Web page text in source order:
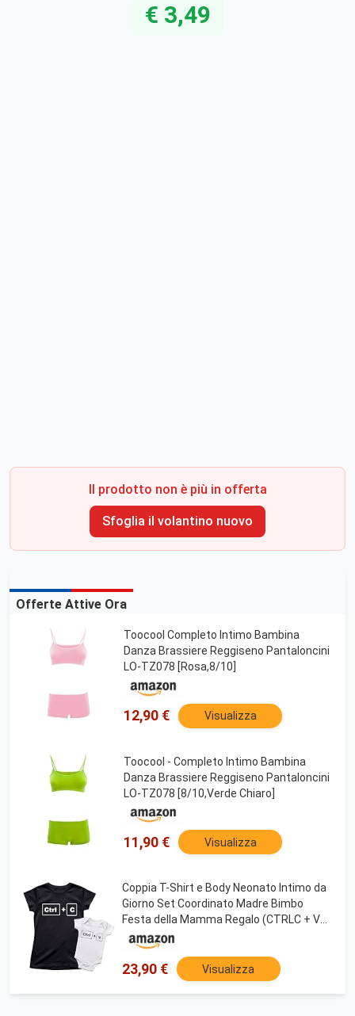
€ 3,49
Il prodotto non è più in offerta
Sfoglia il volantino nuovo
Offerte Attive Ora
Toocool Completo Intimo Bambina
Danza Brassiere Reggiseno Pantaloncini
LO-TZ078 [Rosa,8/10]
12,90 € Visualizza
Toocool - Completo Intimo Bambina
Danza Brassiere Reggiseno Pantaloncini
LO-TZ078 [8/10,Verde Chiaro]
11,90 € Visualizza
Coppia T-Shirt e Body Neonato Intimo da
Giorno Set Coordinato Madre Bimbo
Festa della Mamma Regalo (CTRLC + V
Copia Incolla)
23,90 € Visualizza